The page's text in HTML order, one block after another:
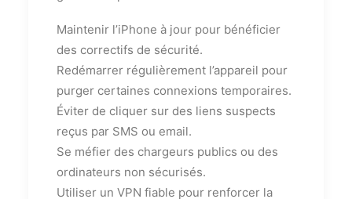
Maintenir l’iPhone à jour pour bénéficier
des correctifs de sécurité.
Redémarrer régulièrement l’appareil pour
purger certaines connexions temporaires.
Éviter de cliquer sur des liens suspects
reçus par SMS ou email.
Se méfier des chargeurs publics ou des
ordinateurs non sécurisés.
Utiliser un VPN fiable pour renforcer la